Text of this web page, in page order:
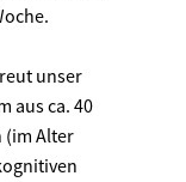
unser
aus ca. 40
(im Alter